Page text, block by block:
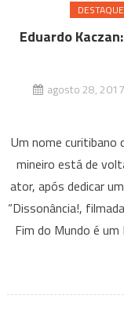
DESTAQUE
Eduardo
agosto 28, 2017
Um nome curitibano
mineiro está de
ator, após dedicar
“Dissonância!,
Fim do Mundo é um